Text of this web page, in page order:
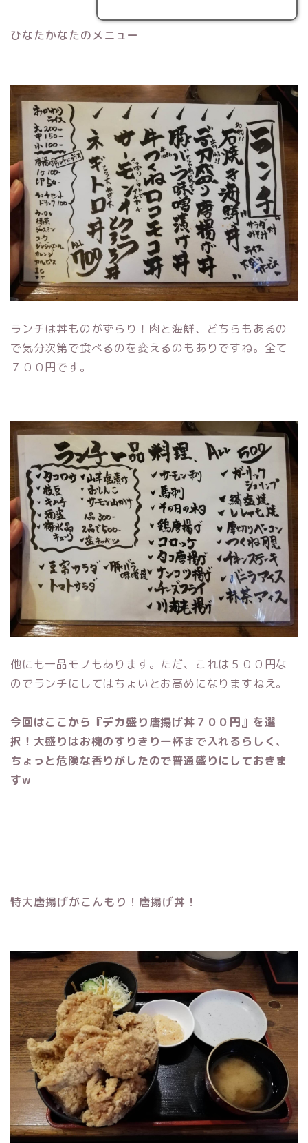
ひなたかなたのメニュー
ランチは丼ものがずらり！肉と海鮮、どちらもあるの
で気分次第で食べるのを変えるのもありですね。全て
７００円です。
他にも一品モノもあります。ただ、これは５００円な
のでランチにしてはちょいとお高めになりますねえ。
今回はここから『デカ盛り唐揚げ丼７００円』を選
択！大盛りはお椀のすりきり一杯まで入れるらしく、
ちょっと危険な香りがしたので普通盛りにしておきま
すw
特大唐揚げがこんもり！唐揚げ丼！